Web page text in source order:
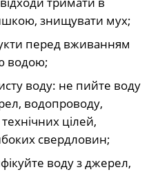
знищувати мух;
перед вживанням
водою;
воду: не пийте воду
водопроводу,
цілей,
свердловин;
воду з джерел,